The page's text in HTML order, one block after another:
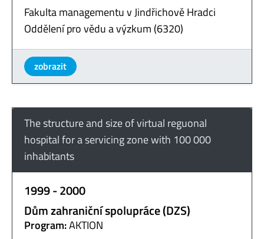
Fakulta managementu v Jindřichově Hradci
Oddělení pro vědu a výzkum (6320)
zobrazit
The structure and size of virtual reguonal
hospital for a servicing zone with 100 000
inhabitants
1999 - 2000
Dům zahraniční spolupráce (DZS)
Program:AKTION